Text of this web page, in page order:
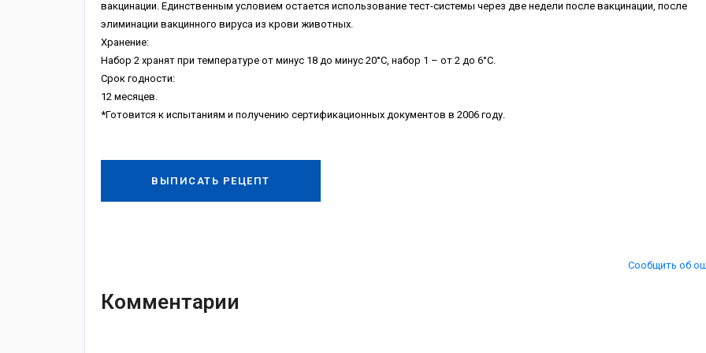
вакцинации. Единственным условием остается использование тест-системы через две недели после вакцинации, после
элиминации вакцинного вируса из крови животных.
Хранение:
Набор 2 хранят при температуре от минус 18 до минус 20°С, набор 1 – от 2 до 6°С.
Срок годности:
12 месяцев.
*Готовится к испытаниям и получению сертификационных документов в 2006 году.
ВЫПИСАТЬ РЕЦЕПТ
Сообщить об
Комментарии